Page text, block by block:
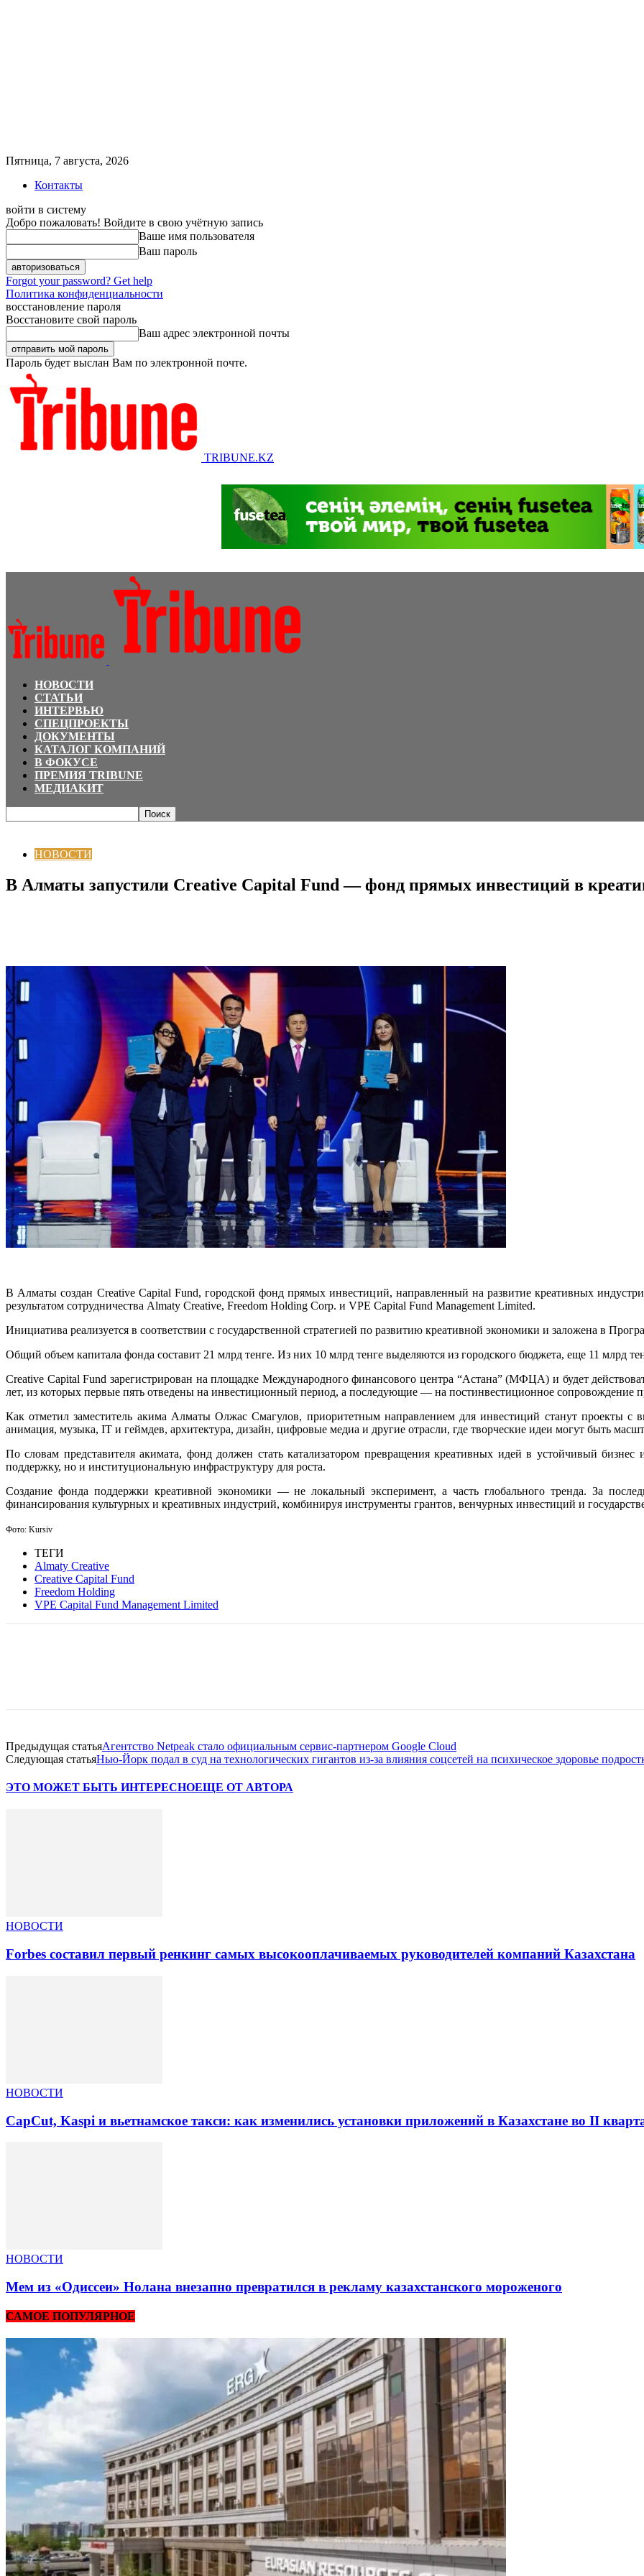
Пятница, 7 августа, 2026
Контакты
войти в систему
Добро пожаловать! Войдите в свою учётную запись
Ваше имя пользователя
Ваш пароль
Forgot your password? Get help
Политика конфиденциальности
восстановление пароля
Восстановите свой пароль
Ваш адрес электронной почты
Пароль будет выслан Вам по электронной почте.
TRIBUNE.KZ
НОВОСТИ
СТАТЬИ
ИНТЕРВЬЮ
СПЕЦПРОЕКТЫ
ДОКУМЕНТЫ
КАТАЛОГ КОМПАНИЙ
В ФОКУСЕ
ПРЕМИЯ TRIBUNE
МЕДИАКИТ
НОВОСТИ
В Алматы запустили Creative Capital Fund — фонд прямых инвестиций в
В Алматы создан Creative Capital Fund, городской фонд прямых инвестиций, направленный на развитие креативных
результатом сотрудничества Almaty Creative, Freedom Holding Corp. и VPE Capital Fund Management Limited.
Инициатива реализуется в соответствии с государственной стратегией по развитию креативной экономики и заложена в
Общий объем капитала фонда составит 21 млрд тенге. Из них 10 млрд тенге выделяются из городского бюджета, еще 11 млрд
Creative Capital Fund зарегистрирован на площадке Международного финансового центра “Астана” (МФЦА) и будет
лет, из которых первые пять отведены на инвестиционный период, а последующие — на постинвестиционное сопровождение
Как отметил заместитель акима Алматы Олжас Смагулов, приоритетным направлением для инвестиций станут
анимация, музыка, IT и геймдев, архитектура, дизайн, цифровые медиа и другие отрасли, где творческие идеи могут быть
По словам представителя акимата, фонд должен стать катализатором превращения креативных идей в устойчивый
поддержку, но и институциональную инфраструктуру для роста.
Создание фонда поддержки креативной экономики — не локальный эксперимент, а часть глобального тренда. За
финансирования культурных и креативных индустрий, комбинируя инструменты грантов, венчурных инвестиций и
Фото: Kursiv
ТЕГИ
Almaty Creative
Creative Capital Fund
Freedom Holding
VPE Capital Fund Management Limited
Предыдущая статьяАгентство Netpeak стало официальным сервис-партнером Google Cloud
Следующая статьяНью-Йорк подал в суд на технологических гигантов из-за влияния соцсетей на психическое здоровье
ЭТО МОЖЕТ БЫТЬ ИНТЕРЕСНОЕЩЕ ОТ АВТОРА
НОВОСТИ
Forbes составил первый ренкинг самых высокооплачиваемых руководителей компаний Казахстана
НОВОСТИ
CapCut, Kaspi и вьетнамское такси: как изменились установки приложений в Казахстане во II
НОВОСТИ
Мем из «Одиссеи» Нолана внезапно превратился в рекламу казахстанского мороженого
САМОЕ ПОПУЛЯРНОЕ